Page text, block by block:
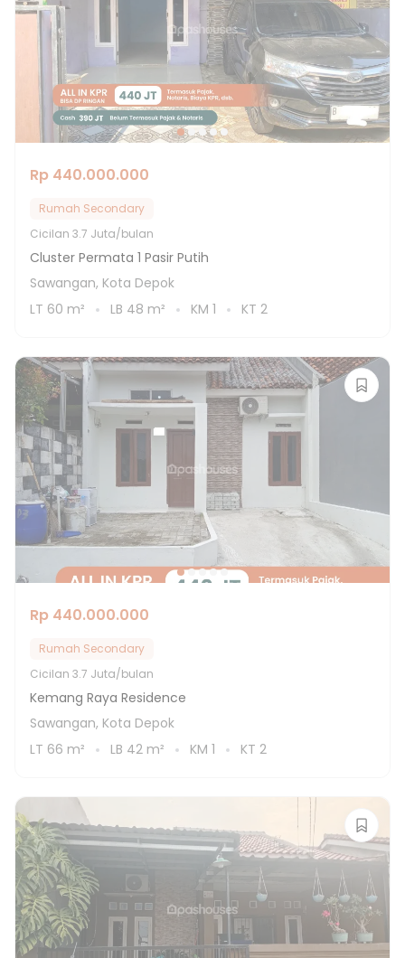
Rp 440.000.000
Rumah Secondary
Cicilan 3.7 Juta/bulan
Cluster Permata 1 Pasir Putih
Sawangan, Kota Depok
LT 60 m² LB 48 m² KM 1 KT 2
Rp 440.000.000
Rumah Secondary
Cicilan 3.7 Juta/bulan
Kemang Raya Residence
Sawangan, Kota Depok
LT 66 m² LB 42 m² KM 1 KT 2